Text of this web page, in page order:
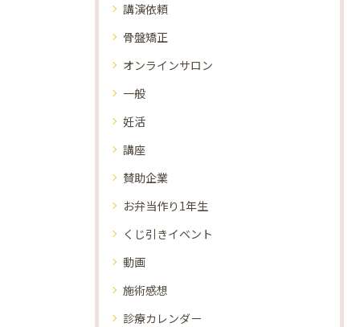
講演依頼
骨盤矯正
オンラインサロン
一般
妊活
講座
賛助企業
お弁当作り1年生
くじ引きイベント
動画
施術感想
診療カレンダー